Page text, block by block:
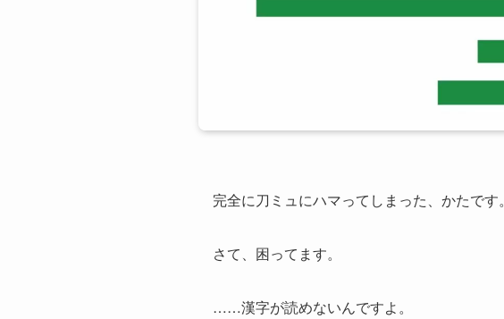
完全に刀ミュにハマってしまった、かたです。
さて、困ってます。
……漢字が読めないんですよ。